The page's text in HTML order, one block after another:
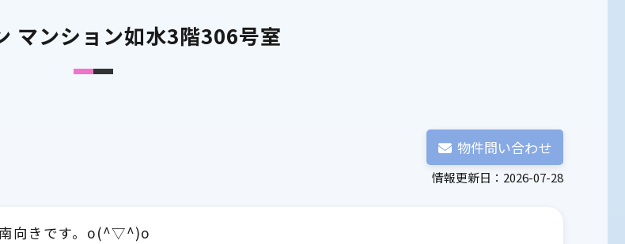
マンション如水3階306号室
物件問い合わせ
情報更新日：2026-07-28
向きです。o(^▽^)o